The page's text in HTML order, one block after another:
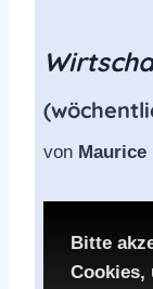
von Maurice
Bitte
Cookies,